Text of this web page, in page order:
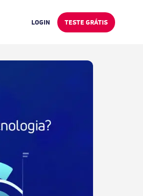
LOGIN TESTE GRÁTIS